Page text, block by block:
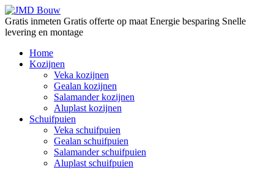
Gratis inmeten Gratis offerte op maat Energie besparing Snelle
levering en montage
Home
Kozijnen
Veka kozijnen
Gealan kozijnen
Salamander kozijnen
Aluplast kozijnen
Schuifpuien
Veka schuifpuien
Gealan schuifpuien
Salamander schuifpuien
Aluplast schuifpuien